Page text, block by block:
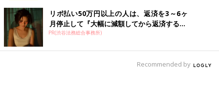
テ*****さん
みんな月見で盛り上がってるけど、タンパク質食べる気にならな
い私は全く月見シリーズ惹かれない😂🎑上の子のときは真っ先に
マックに買いに行ったのに😂明日もお昼モスにしよって.....
＜続きはアプリから＞
リボ払い50万円以上の人は、返済を3～6ヶ
月停止して『大幅に減額してから返済する...
PR(渋谷法務総合事務所)
Recommended by